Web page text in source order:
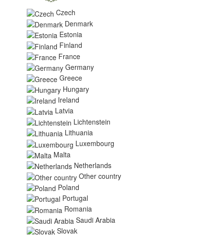
Czech
Denmark
Estonia
Finland
France
Germany
Greece
Hungary
Ireland
Latvia
Lichtenstein
Lithuania
Luxembourg
Malta
Netherlands
Other country
Poland
Portugal
Romania
Saudi Arabia
Slovak